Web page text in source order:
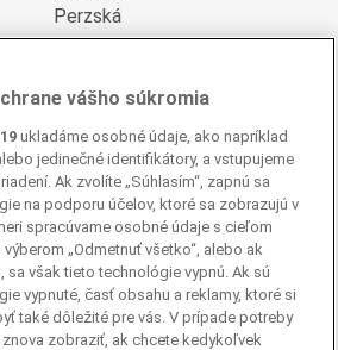
Perzská
Portugalská
Španielska
Turecká
Vietnamská
vášho súkromia
ukladáme osobné údaje, ako napríklad
jedinečné identifikátory, a vstupujeme
Ak zvolíte „Súhlasím“, zapnú sa
na podporu účelov, ktoré sa zobrazujú v
spracúvame osobné údaje s cieľom
„Odmetnuť všetko“, alebo ak
sa však tieto technológie vypnú. Ak sú
vypnuté, časť obsahu a reklamy, ktoré si
také dôležité pre vás. V prípade potreby
zobraziť, ak chcete kedykoľvek